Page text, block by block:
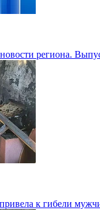
региона.
к гибели